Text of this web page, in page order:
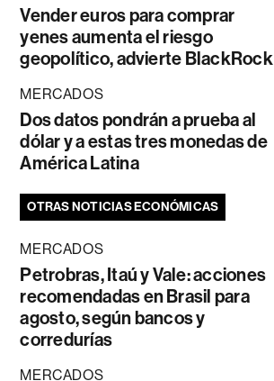
Vender euros para comprar
yenes aumenta el riesgo
geopolítico, advierte BlackRock
MERCADOS
Dos datos pondrán a prueba al
dólar y a estas tres monedas de
América Latina
OTRAS NOTICIAS ECONÓMICAS
MERCADOS
Petrobras, Itaú y Vale: acciones
recomendadas en Brasil para
agosto, según bancos y
corredurías
MERCADOS